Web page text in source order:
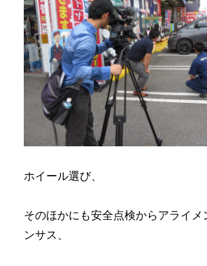
ホイール選び、
そのほかにも安全点検からアライメ
ンサス、